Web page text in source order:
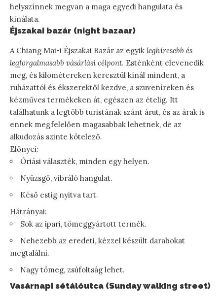
helyszínnek megvan a maga egyedi hangulata és
kínálata.
Éjszakai bazár (night bazaar)
A Chiang Mai-i Éjszakai Bazár az egyik leghíresebb és
legforgalmasabb vásárlási célpont. Esténként elevenedik
meg, és kilométereken keresztül kínál mindent, a
ruházattól és ékszerektől kezdve, a szuveníreken és
kézműves termékeken át, egészen az ételig. Itt
találhatunk a legtöbb turistának szánt árut, és az árak is
ennek megfelelően magasabbak lehetnek, de az
alkudozás szinte kötelező.
Előnyei:
Óriási választék, minden egy helyen.
Nyüzsgő, vibráló hangulat.
Késő estig nyitva tart.
Hátrányai:
Sok az ipari, tömeggyártott termék.
Nehezebb az eredeti, kézzel készült darabokat
megtalálni.
Nagy tömeg, zsúfoltság lehet.
Vasárnapi sétálóutca (Sunday walking street)